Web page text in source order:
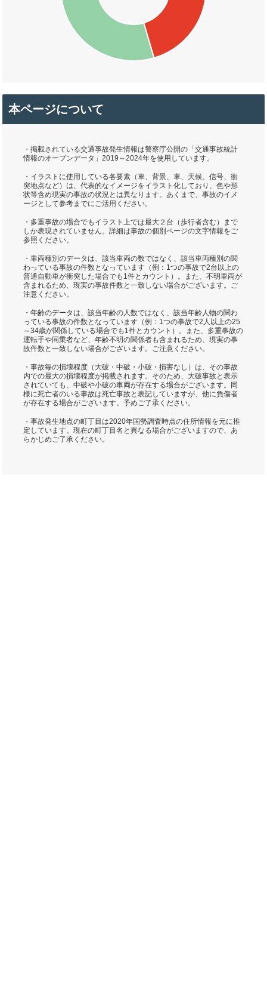
本ページについて
・掲載されている交通事故発生情報は警察庁公開の「交通事故統計
情報のオープンデータ」2019～2024年を使用しています。
・イラストに使用している各要素（車、背景、車、天候、信号、衝
突地点など）は、代表的なイメージをイラスト化しており、色や形
状等含め現実の事故の状況とは異なります。あくまで、事故のイメ
ージとして参考までにご活用ください。
・多重事故の場合でもイラスト上では最大２台（歩行者含む）まで
しか表現されていません。詳細は事故の個別ページの文字情報をご
参照ください。
・車両種別のデータは、該当車両の数ではなく、該当車両種別の関
わっている事故の件数となっています（例：1つの事故で2台以上の
普通自動車が衝突した場合でも1件とカウント）。また、不明車両が
含まれるため、現実の事故件数と一致しない場合がございます。ご
注意ください。
・年齢のデータは、該当年齢の人数ではなく、該当年齢人物の関わ
っている事故の件数となっています（例：1つの事故で2人以上の25
～34歳が関係している場合でも1件とカウント）。また、多重事故の
運転手や同乗者など、年齢不明の関係者も含まれるため、現実の事
故件数と一致しない場合がございます。ご注意ください。
・事故毎の損壊程度（大破・中破・小破・損害なし）は、その事故
内での最大の損壊程度が掲載されます。そのため、大破事故と表示
されていても、中破や小破の車両が存在する場合がございます。同
様に死亡者のいる事故は死亡事故と表記していますが、他に負傷者
が存在する場合がございます。予めご了承ください。
・事故発生地点の町丁目は2020年国勢調査時点の住所情報を元に推
定しています。現在の町丁目名と異なる場合がございますので、あ
らかじめご了承ください。